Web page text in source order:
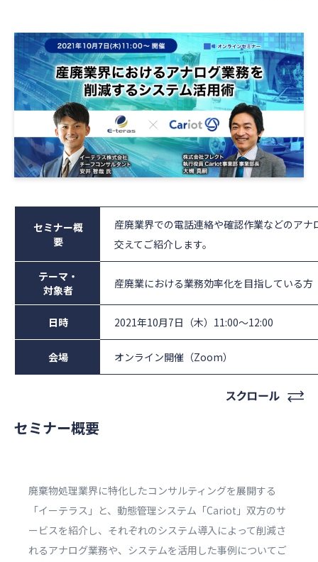
セミナー概
要
産廃業界での電話連絡や確認作業などのア
交えてご紹介します。
テーマ・
対象者
産廃業における業務効率化を目指している方
日時 2021年10月7日（木）11:00〜12:00
会場 オンライン開催（Zoom）
セミナー概要
廃棄物処理業界に特化したコンサルティングを展開する
「イーテラス」と、動態管理システム「Cariot」双方のサ
ービスを紹介し、それぞれのシステム導入によって削減さ
れるアナログ業務や、システムを活用した事例についてご